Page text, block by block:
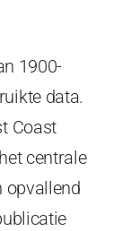
1900-
data.
Coast
centrale
opvallend